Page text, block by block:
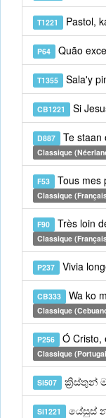
T1221 Pastol,
P64 Quão
T1355 Sala'y
CB1221 Si
D887 Te staan
Classique
F53 Tous mes
Classique
F90 Très loin
Classique
P237 Vivia
CB333 Wa ko
Classique
P256 Ó Cristo,
Classique
Si507 ක්‍රිස්තුන්
Si1221 යේසුස්